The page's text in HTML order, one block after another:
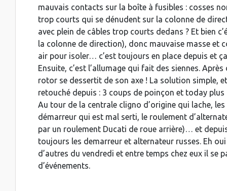
mauvais contacts sur la boîte à fusibles : cosses
trop courts qui se dénudent sur la colonne de
avec plein de câbles trop courts dedans ? Et bien
la colonne de direction), donc mauvaise masse et
air pour isoler… c’est toujours en place depuis et
Ensuite, c’est l’allumage qui fait des siennes.
rotor se dessertit de son axe ! La solution simple,
retouché depuis : 3 coups de poinçon et today plus
Au tour de la centrale cligno d’origine qui lache,
démarreur qui est mal serti, le roulement
par un roulement Ducati de roue arrière)… et
toujours les demarreur et alternateur russes. Eh
d’autres du vendredi et entre temps chez eux il se
d’événements.